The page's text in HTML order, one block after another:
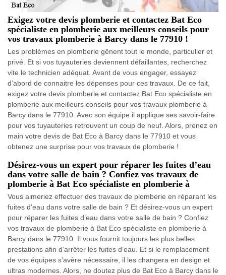
Exigez votre devis plomberie et contactez Bat Eco
spécialiste en plomberie aux meilleurs conseils pour
vos travaux plomberie à Barcy dans le 77910 !
Les problèmes en plomberie gênent tout le monde, particulier et
privé. Et si vos tuyauteries deviennent défaillantes, recherchez
vite le technicien adéquat. Avant de vous engager, essayez
d’abord de connaitre les dépenses pour ces travaux. De ce fait,
exigez votre devis plomberie et contactez Bat Eco spécialiste en
plomberie aux meilleurs conseils pour vos travaux plomberie à
Barcy dans le 77910. Avec son équipe il applique ses savoir-faire
pour vos tuyauteries retrouvent un coup de neuf. Alors, prenez en
main votre devis de Bat Eco à Barcy dans le 77910 et vous
obtenez une surprise pour vos travaux de plomberie !
Désirez-vous un expert pour réparer les fuites d’eau
dans votre salle de bain ? Confiez vos travaux de
plomberie à Bat Eco spécialiste en plomberie à
Vous aimeriez effectuer des travaux de plomberie en réparant les
fuites d’eau dans votre salle de bain ? Et désirez-vous un expert
pour réparer les fuites d’eau dans votre salle de bain ? Confiez
vos travaux de plomberie à Bat Eco spécialiste en plomberie à
Barcy dans le 77910. Il vous fournit toujours les plus belles
prestations afin d’arrêter les fuites d’eau. Et si le remplacement
de vos équipes s’avère nécessaire, il les changera en design et
ultras modernes. Alors, ne doutez plus de Bat Eco à Barcy dans le